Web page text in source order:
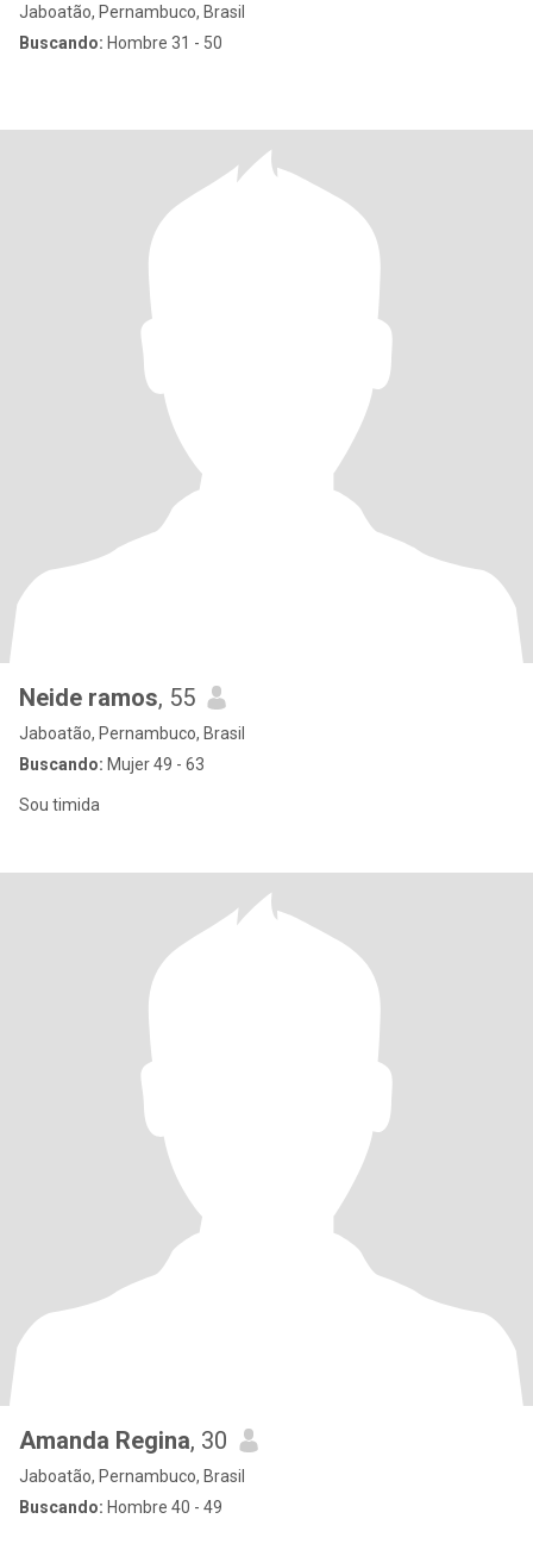
Jaboatão, Pernambuco, Brasil
Buscando: Hombre 31 - 50
Neide ramos, 55
Jaboatão, Pernambuco, Brasil
Buscando: Mujer 49 - 63
Sou timida
Amanda Regina, 30
Jaboatão, Pernambuco, Brasil
Buscando: Hombre 40 - 49